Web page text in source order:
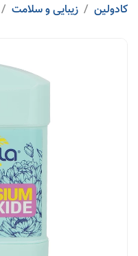
کادولین زیبایی و سلامت